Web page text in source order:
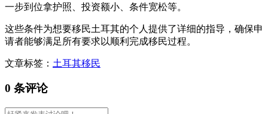
一步到位拿护照、投资额小、条件宽松等。
这些条件为想要移民土耳其的个人提供了详细的指导，确保申
请者能够满足所有要求以顺利完成移民过程。
文章标签： 土耳其移民
0 条评论